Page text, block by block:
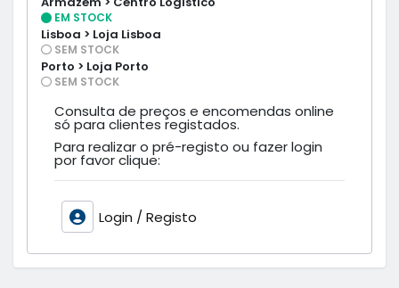
EM STOCK
Lisboa > Loja Lisboa
SEM STOCK
Porto > Loja Porto
SEM STOCK
Consulta de preços e encomendas online
só para clientes registados.
Para realizar o pré-registo ou fazer login
por favor clique:
Login / Registo